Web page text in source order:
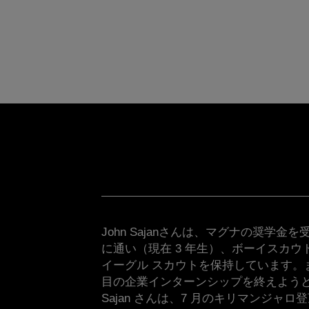
John Sajanさんは、マグナの奨学金を
に通い（現在 3 年生）、ボーイスカウ
イーグル スカウトを保持しています
目の企業インターンシップを終えよう
Sajan さんは、7 月のキリマンジャロ